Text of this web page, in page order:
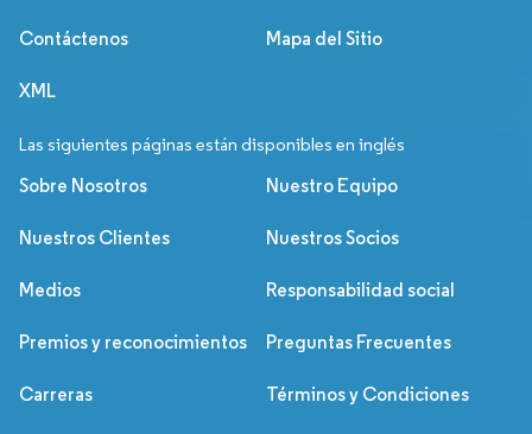
Contáctenos Mapa del Sitio
XML
Las siguientes páginas están disponibles en inglés
Sobre Nosotros Nuestro Equipo
Nuestros Clientes Nuestros Socios
Medios Responsabilidad social
Premios y reconocimientos Preguntas Frecuentes
Carreras Términos y Condiciones